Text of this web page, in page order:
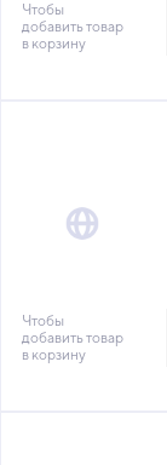
Чтобы
добавить товар
в корзину
Чтобы
добавить товар
в корзину